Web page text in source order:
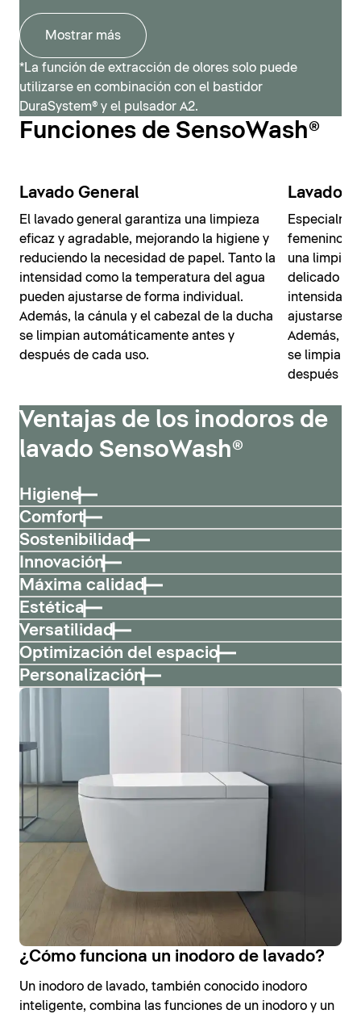
Mostrar más
*La función de extracción de olores solo puede
utilizarse en combinación con el bastidor
DuraSystem® y el pulsador A2.
Funciones de SensoWash®
Lavado General
El lavado general garantiza una limpieza
eficaz y agradable, mejorando la higiene y
reduciendo la necesidad de papel. Tanto la
intensidad como la temperatura del agua
pueden ajustarse de forma individual.
Además, la cánula y el cabezal de la ducha
se limpian automáticamente antes y
después de cada uso.
Lavado
femenino,
una
delicado
intensidad
ajustarse y
Además, la
se limpian
después de
Ventajas de los inodoros de
lavado SensoWash®
Higiene
Comfort
Sostenibilidad
Innovación
Máxima calidad
Estética
Versatilidad
Optimización del espacio
Personalización
¿Cómo funciona un inodoro de lavado?
Un inodoro de lavado, también conocido inodoro
inteligente, combina las funciones de un inodoro y un